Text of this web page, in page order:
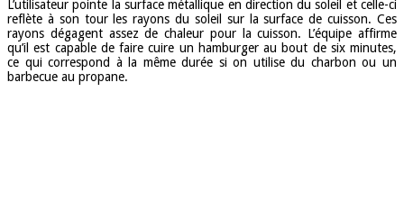
L’utilisateur pointe la surface métallique en direction du soleil et celle-ci
reflète à son tour les rayons du soleil sur la surface de cuisson. Ces
rayons dégagent assez de chaleur pour la cuisson. L’équipe affirme
qu’il est capable de faire cuire un hamburger au bout de six minutes,
ce qui correspond à la même durée si on utilise du charbon ou un
barbecue au propane.